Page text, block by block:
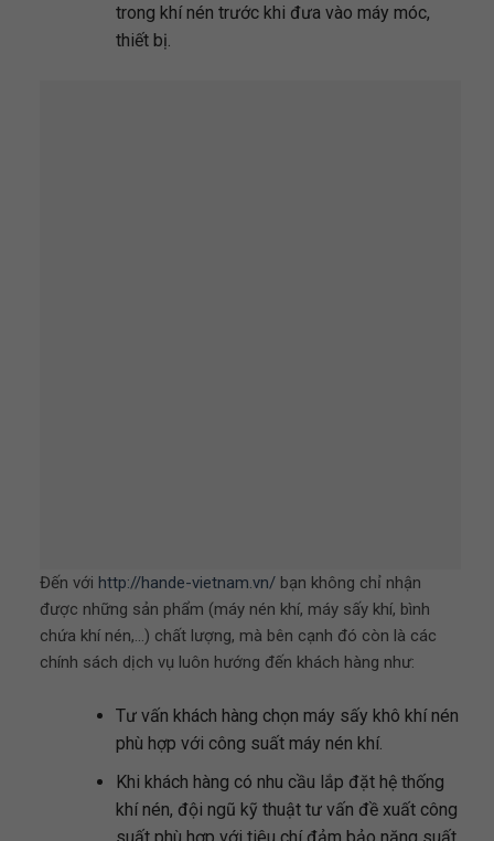
trong khí nén trước khi đưa vào máy móc,
thiết bị.
Đến với http://hande-vietnam.vn/bạn không chỉ nhận
được những sản phẩm (máy nén khí, máy sấy khí, bình
chứa khí nén,…) chất lượng, mà bên cạnh đó còn là các
chính sách dịch vụ luôn hướng đến khách hàng như:
Tư vấn khách hàng chọn máy sấy khô khí nén
phù hợp với công suất máy nén khí.
Khi khách hàng có nhu cầu lắp đặt hệ thống
khí nén, đội ngũ kỹ thuật tư vấn đề xuất công